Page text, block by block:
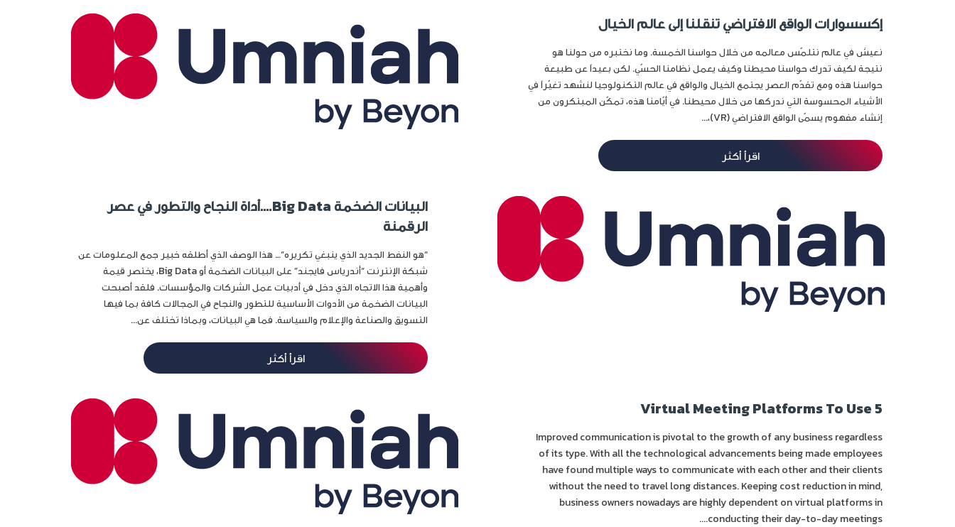
إكسسوارات الواقع الافتراضي تنقلنا إلى عالم الخيال
نعيش في عالم نتلمّس معالمه من خلال حواسنا الخمسة. وما نختبره من حولنا هو
نتيجة لكيف تدرك حواسنا محيطنا وكيف يعمل نظامنا الحسّي. لكن بعيداً عن طبيعة
حواسنا هذه ومع تقدّم العصر يجتمع الخيال والواقع في عالم التكنولوجيا لنشهد تغيّراً في
الأشياء المحسوسة التي ندركها من خلال محيطنا. في أيّامنا هذه، تمكّن المبتكرون من
إنشاء مفهوم يسمّى الواقع الافتراضي (VR)،...
اقرأ أكثر
البيانات الضخمة Big Data….أداة النجاح والتطور في عصر
الرقمنة
“هو النفط الجديد الذي ينبغي تكريره”… هذا الوصف الذي أطلقه خبير جمع المعلومات عن
شبكة الإنترنت “أندرياس فايجند” على البيانات الضخمة أو Big Data، يختصر قيمة
وأهمية هذا الاتجاه الذي دخل في أدبيات عمل الشركات والمؤسسات. فلقد أصبحت
البيانات الضخمة من الأدوات الأساسية للتطور والنجاح في المجالات كافة بما فيها
التسويق والصناعة والإعلام والسياسة. فما هي البيانات، وبماذا تختلف عن...
اقرأ أكثر
5 Virtual Meeting Platforms To Use
Improved communication is pivotal to the growth of any business regardless
of its type. With all the technological advancements being made employees
have found multiple ways to communicate with each other and their clients
without the need to travel long distances. Keeping cost reduction in mind,
business owners nowadays are highly dependent on virtual platforms in
conducting their day-to-day meetings....